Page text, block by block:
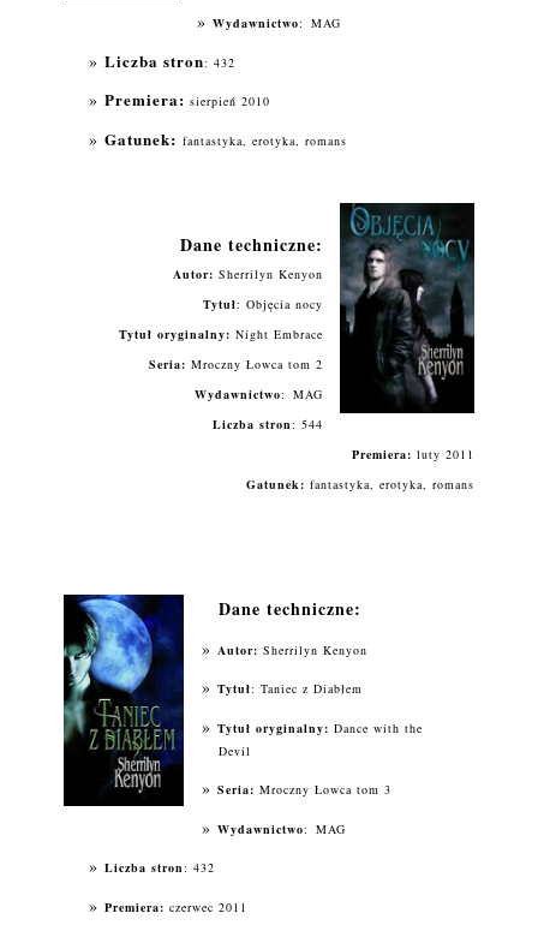
Wydawnictwo: MAG
Liczba stron: 432
Premiera: sierpień 2010
Gatunek: fantastyka, erotyka, romans
Dane techniczne:
Autor:Sherrilyn Kenyon
Tytuł:Objęcia nocy
Tytuł oryginalny:Night Embrace
Seria:Mroczny Łowca tom 2
Wydawnictwo: MAG
Liczba stron: 544
Premiera: luty 2011
Gatunek:fantastyka, erotyka, romans
Dane techniczne:
Autor: Sherrilyn Kenyon
Tytuł: Taniec z Diabłem
Tytuł oryginalny: Dance with the
Devil
Seria: Mroczny Łowca tom 3
Wydawnictwo: MAG
Liczba stron: 432
Premiera: czerwec 2011